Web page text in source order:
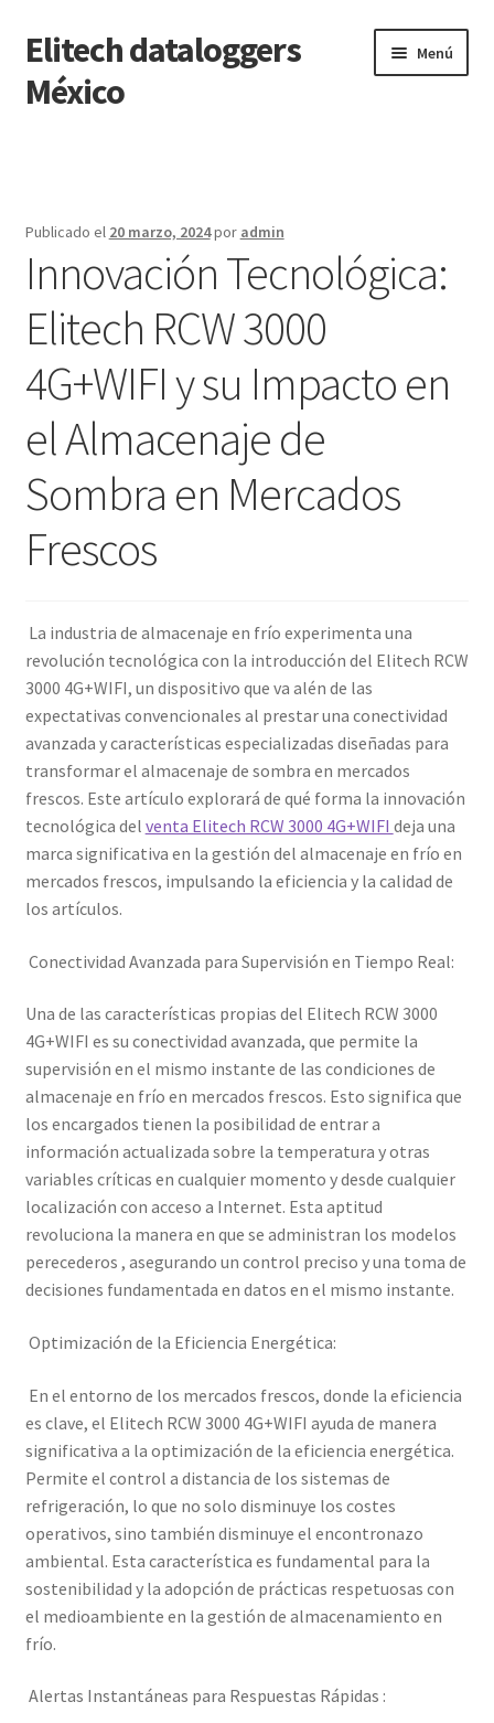
Saltar
a
navegación
Ir
al
contenido
Elitech dataloggers
México
Menú
Finalizar compra
Mi cuenta
Página de ejemplo
Tienda
Publicado el 20 marzo, 2024por admin
Innovación Tecnológica:
Elitech RCW 3000
4G+WIFI y su Impacto en
el Almacenaje de
Sombra en Mercados
Frescos
La industria de almacenaje en frío experimenta una
revolución tecnológica con la introducción del Elitech RCW
3000 4G+WIFI, un dispositivo que va alén de las
expectativas convencionales al prestar una conectividad
avanzada y características especializadas diseñadas para
transformar el almacenaje de sombra en mercados
frescos. Este artículo explorará de qué forma la innovación
tecnológica del venta Elitech RCW 3000 4G+WIFI deja una
marca significativa en la gestión del almacenaje en frío en
mercados frescos, impulsando la eficiencia y la calidad de
los artículos.
Conectividad Avanzada para Supervisión en Tiempo Real:
Una de las características propias del Elitech RCW 3000
4G+WIFI es su conectividad avanzada, que permite la
supervisión en el mismo instante de las condiciones de
almacenaje en frío en mercados frescos. Esto significa que
los encargados tienen la posibilidad de entrar a
información actualizada sobre la temperatura y otras
variables críticas en cualquier momento y desde cualquier
localización con acceso a Internet. Esta aptitud
revoluciona la manera en que se administran los modelos
perecederos , asegurando un control preciso y una toma de
decisiones fundamentada en datos en el mismo instante.
Optimización de la Eficiencia Energética:
En el entorno de los mercados frescos, donde la eficiencia
es clave, el Elitech RCW 3000 4G+WIFI ayuda de manera
significativa a la optimización de la eficiencia energética.
Permite el control a distancia de los sistemas de
refrigeración, lo que no solo disminuye los costes
operativos, sino también disminuye el encontronazo
ambiental. Esta característica es fundamental para la
sostenibilidad y la adopción de prácticas respetuosas con
el medioambiente en la gestión de almacenamiento en
frío.
Alertas Instantáneas para Respuestas Rápidas :